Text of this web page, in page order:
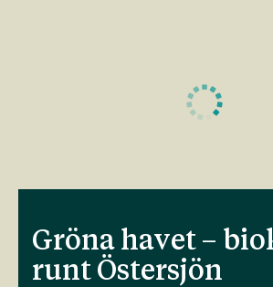
Gröna havet –
runt Östersjön